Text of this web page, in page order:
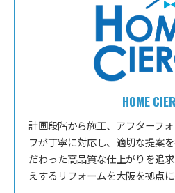
HOME
計画段階から施工、アフターフ
フが丁寧に対応し、適切な提案
だわった高品質な仕上がりを追
えするリフォームを大阪を拠点に